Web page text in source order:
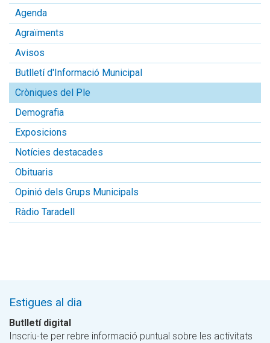
Agenda
Agraïments
Avisos
Butlletí d'Informació Municipal
Cròniques del Ple
Demografia
Exposicions
Notícies destacades
Obituaris
Opinió dels Grups Municipals
Ràdio Taradell
Estigues al dia
Butlletí digital
Inscriu-te per rebre informació puntual sobre les activitats